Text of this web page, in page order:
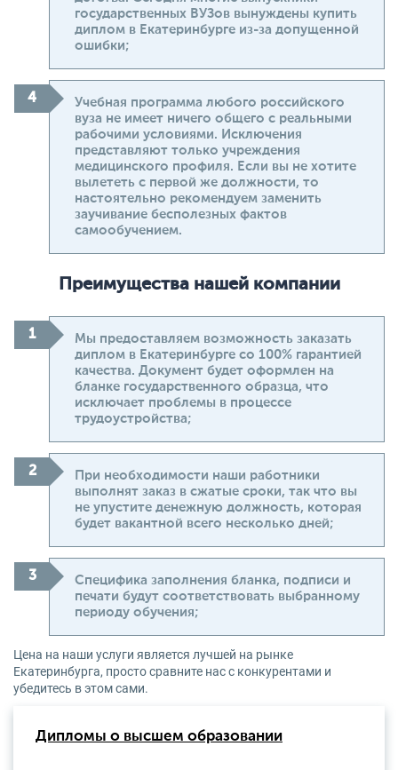
государственных ВУЗов вынуждены купить
диплом в Екатеринбурге из-за допущенной
ошибки;
Учебная программа любого российского
вуза не имеет ничего общего с реальными
рабочими условиями. Исключения
представляют только учреждения
медицинского профиля. Если вы не хотите
вылететь с первой же должности, то
настоятельно рекомендуем заменить
заучивание бесполезных фактов
самообучением.
Преимущества нашей компании
Мы предоставляем возможность заказать
диплом в Екатеринбурге со 100% гарантией
качества. Документ будет оформлен на
бланке государственного образца, что
исключает проблемы в процессе
трудоустройства;
При необходимости наши работники
выполнят заказ в сжатые сроки, так что вы
не упустите денежную должность, которая
будет вакантной всего несколько дней;
Специфика заполнения бланка, подписи и
печати будут соответствовать выбранному
периоду обучения;
Цена на наши услуги является лучшей на рынке
Екатеринбурга, просто сравните нас с конкурентами и
убедитесь в этом сами.
Дипломы о высшем образовании